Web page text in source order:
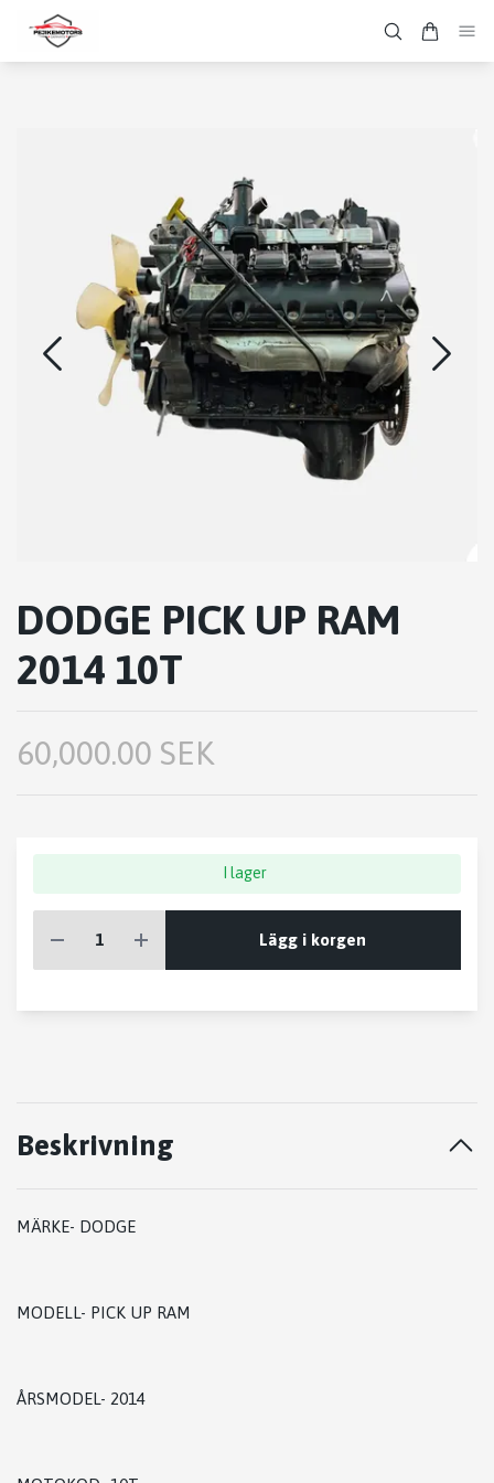
DODGE PICK UP RAM
2014 10T
60,000.00 SEK
I lager
Lägg i korgen
Beskrivning
MÄRKE- DODGE
MODELL- PICK UP RAM
ÅRSMODEL- 2014